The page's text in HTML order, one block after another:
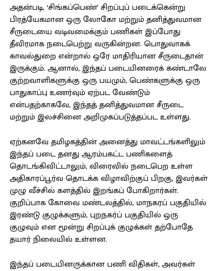
அதன்படி, ‘சிங்கப்பெண்’ சிறப்புப் படைக்கென்று
பிரத்யேகமான ஒரு லோகோ மற்றும் தனித்துவமான
சீருடையை வடிவமைக்கும் பணிகள் இப்போது
தீவிரமாக நடைபெற்று வருகின்றன. பொதுவாகக்
காவல்துறை என்றால் ஒரே மாதிரியான சீருடைதான்
இருக்கும். ஆனால், இந்தப் படையினரைக் கண்டாலே
குற்றவாளிகளுக்கு ஒரு பயமும், பெண்களுக்கு ஒரு
பாதுகாப்பு உணர்வும் ஏற்பட வேண்டும்
என்பதற்காகவே, இந்தத் தனித்துவமான சீருடை
மற்றும் இலச்சினை அறிமுகப்படுத்தப்பட உள்ளது.
ஏற்கனவே தமிழகத்தின் அனைத்து மாவட்டங்களிலும்
இந்தப் படை தனது ஆரம்பகட்ட பணிகளைத்
தொடங்கிவிட்டாலும், விரைவில் நடைபெற உள்ள
அதிகாரப்பூர்வ தொடக்க விழாவிற்குப் பிறகு, இவர்கள்
முழு வீச்சில் களத்தில் இறங்கப் போகிறார்கள்.
குறிப்பாக கோவை மண்டலத்தில், மாநகரப் பகுதியில்
இரண்டு குழுக்களும், புறநகர்ப் பகுதியில் ஒரு
குழுவும் என மூன்று சிறப்புக் குழுக்கள் தற்போதே
தயார் நிலையில் உள்ளன.
இந்தப் படையினருக்கான பணி விதிகள், அவர்கள்